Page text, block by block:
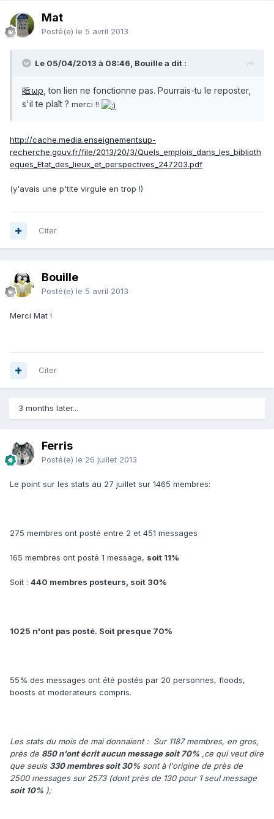
Mat
Posté(e) le 5 avril 2013
Le 05/04/2013 à 08:46, Bouille a dit :
Ἕκτωρ , ton lien ne fonctionne pas. Pourrais-tu le reposter,
s'il te plaît ? merci !!
http://cache.media.enseignementsup-
recherche.gouv.fr/file/2013/20/3/Quels_emplois_dans_les_biblioth
eques_Etat_des_lieux_et_perspectives_247203.pdf
(y'avais une p'tite virgule en trop !)
Citer
Bouille
Posté(e) le 5 avril 2013
Merci Mat !
Citer
3 months later...
Ferris
Posté(e) le 26 juillet 2013
Le point sur les stats au 27 juillet sur 1465 membres:
275 membres ont posté entre 2 et 451 messages
165 membres ont posté 1 message, soit 11%
Soit : 440 membres posteurs, soit 30%
1025 n'ont pas posté. Soit presque 70%
55% des messages ont été postés par 20 personnes, floods,
boosts et moderateurs compris.
Les stats du mois de mai donnaient : Sur 1187 membres, en gros,
près de 850 n'ont écrit aucun message soit 70% ,ce qui veut dire
que seuls 330 membres soit 30% sont à l'origine de près de
2500 messages sur 2573 (dont près de 130 pour 1 seul message
soit 10% );